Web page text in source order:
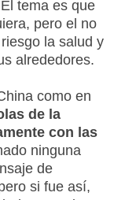
tema es que
pero el no
la salud y
alrededores.
como en
de la
con las
ninguna
de
si fue así,